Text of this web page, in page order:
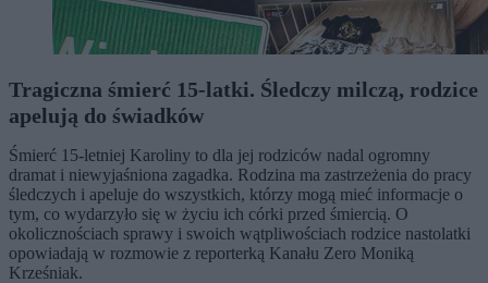
Tragiczna śmierć 15-latki. Śledczy milczą, rodzice
apelują do świadków
Śmierć 15-letniej Karoliny to dla jej rodziców nadal ogromny
dramat i niewyjaśniona zagadka. Rodzina ma zastrzeżenia do pracy
śledczych i apeluje do wszystkich, którzy mogą mieć informacje o
tym, co wydarzyło się w życiu ich córki przed śmiercią. O
okolicznościach sprawy i swoich wątpliwościach rodzice nastolatki
opowiadają w rozmowie z reporterką Kanału Zero Moniką
Krześniak.